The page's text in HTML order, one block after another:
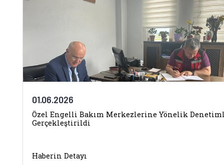
01.06.2026
Özel Engelli Bakım Merkezlerine Yönelik
Gerçekleştirildi
Haberin Detayı